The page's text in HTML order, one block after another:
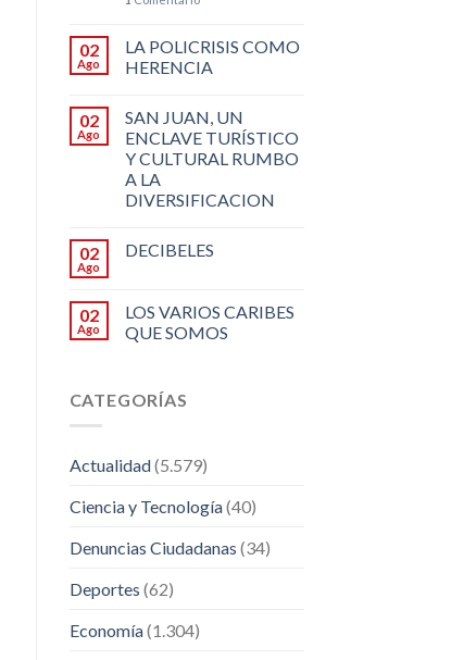
02
Ago
LA POLICRISIS COMO
HERENCIA
02
Ago
SAN JUAN, UN
ENCLAVE TURÍSTICO
Y CULTURAL RUMBO
A LA
DIVERSIFICACION
02
Ago
DECIBELES
02
Ago
LOS VARIOS CARIBES
QUE SOMOS
CATEGORÍAS
Actualidad(5.579)
Ciencia y Tecnología(40)
Denuncias Ciudadanas (34)
Deportes (62)
Economía(1.304)